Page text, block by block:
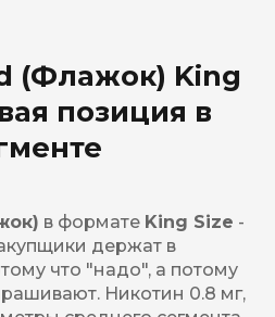
(Флажок) King
позиция в
в формате King Size -
держат в
что "надо", а потому
Никотин 0.8 мг,